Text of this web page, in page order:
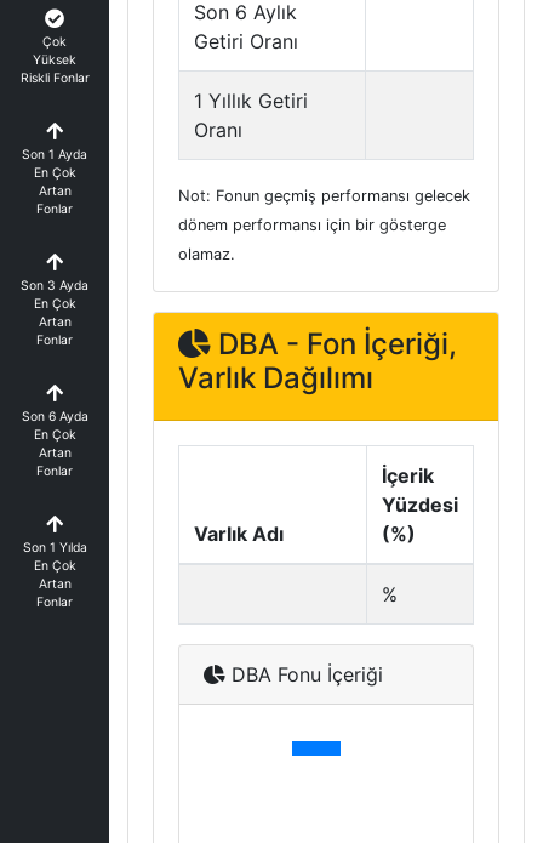
Çok
Yüksek
Riskli Fonlar
Son 1 Ayda
En Çok
Artan
Fonlar
Son 3 Ayda
En Çok
Artan
Fonlar
Son 6 Ayda
En Çok
Artan
Fonlar
Son 1 Yılda
En Çok
Artan
Fonlar
Son 6 Aylık
Getiri Oranı
1 Yıllık Getiri
Oranı
Not: Fonun geçmiş performansı gelecek
dönem performansı için bir gösterge
olamaz.
DBA - Fon İçeriği,
Varlık Dağılımı
Varlık Adı
İçerik
Yüzdesi
(%)
%
DBA Fonu İçeriği